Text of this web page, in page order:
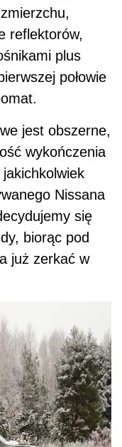
reflektorów,
plus
połowie
jest obszerne,
wykończenia
Nissana
się
biorąc pod
już zerkać w